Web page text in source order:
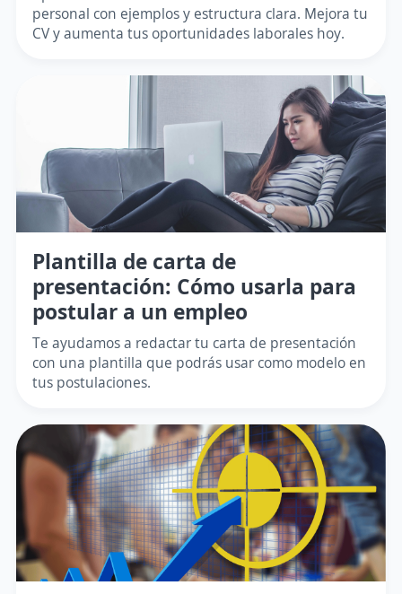
personal con ejemplos y estructura clara. Mejora tu
CV y aumenta tus oportunidades laborales hoy.
Plantilla de carta de
presentación: Cómo usarla para
postular a un empleo
Te ayudamos a redactar tu carta de presentación
con una plantilla que podrás usar como modelo en
tus postulaciones.